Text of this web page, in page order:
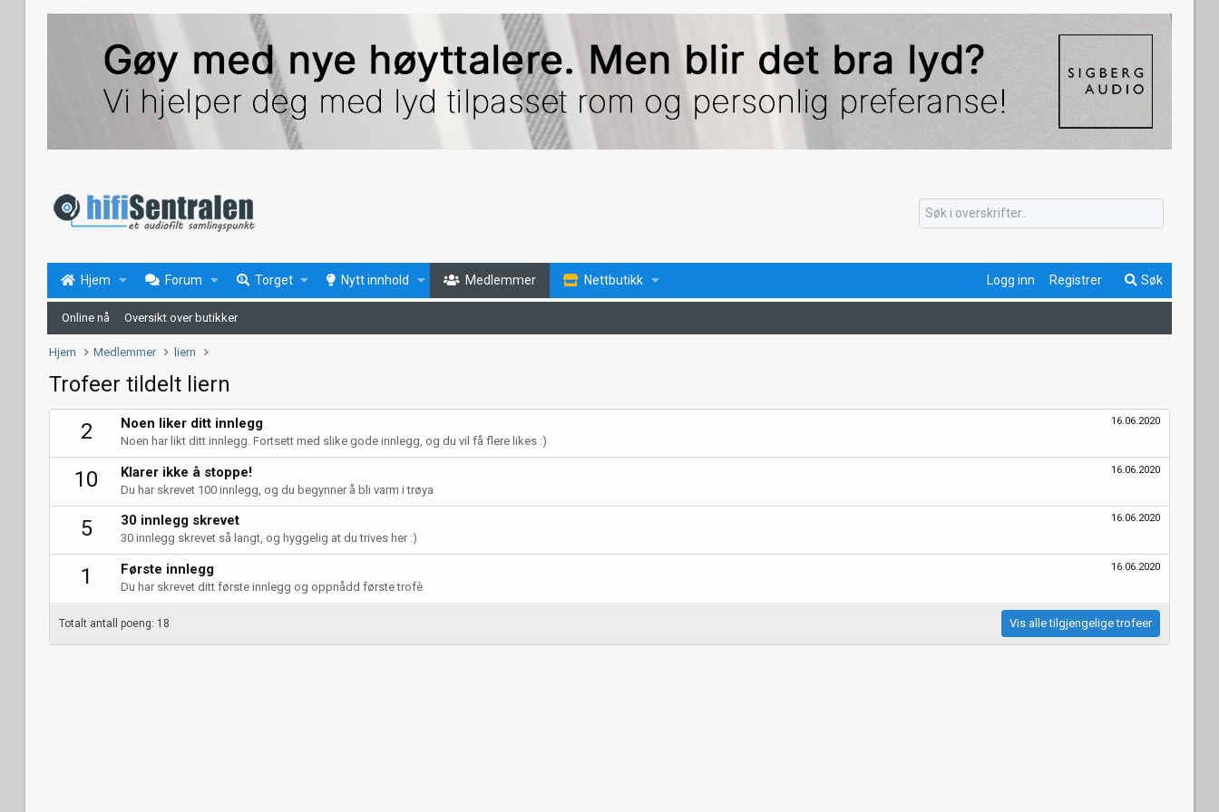
Hjem Forum Torget Nytt innhold Medlemmer Nettbutikk Logg inn Registrer Søk
Online nå Oversikt over butikker
Hjem Medlemmer liern
Trofeer tildelt liern
2
16.06.2020
Noen liker ditt innlegg
Noen har likt ditt innlegg. Fortsett med slike gode innlegg, og du vil få flere likes :)
10 16.06.2020
Klarer ikke å stoppe!
Du har skrevet 100 innlegg, og du begynner å bli varm i trøya
5 16.06.2020
30 innlegg skrevet
30 innlegg skrevet så langt, og hyggelig at du trives her :)
1 16.06.2020
Første innlegg
Du har skrevet ditt første innlegg og oppnådd første trofè
Totalt antall poeng: 18 Vis alle tilgjengelige trofeer